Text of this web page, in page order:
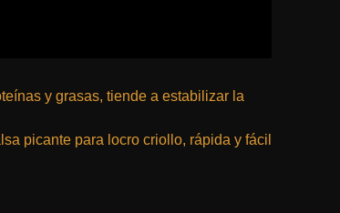
y grasas, tiende a estabilizar la
picante para locro criollo, rápida y fácil